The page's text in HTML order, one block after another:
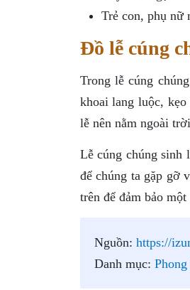
Trẻ con, phụ nữ
Đồ lễ cúng
Trong lễ cúng
khoai lang luộc,
lễ nên nằm ngoài
Lễ cúng chúng
để chúng ta gặp gỡ
trên để đảm bảo
Nguồn: https://
Danh mục: